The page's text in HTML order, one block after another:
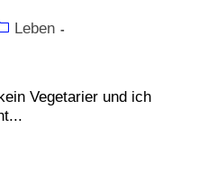
Leben
Vegetarier und ich